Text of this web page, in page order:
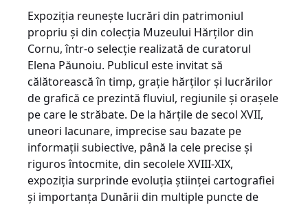
Expoziţia reuneşte lucrări din patrimoniul
propriu şi din colecţia Muzeului Hărţilor din
Cornu, într-o selecţie realizată de curatorul
Elena Păunoiu. Publicul este invitat să
călătorească în timp, graţie hărţilor şi lucrărilor
de grafică ce prezintă fluviul, regiunile şi oraşele
pe care le străbate. De la hărţile de secol XVII,
uneori lacunare, imprecise sau bazate pe
informaţii subiective, până la cele precise şi
riguros întocmite, din secolele XVIII-XIX,
expoziţia surprinde evoluţia ştiinţei cartografiei
şi importanţa Dunării din multiple puncte de